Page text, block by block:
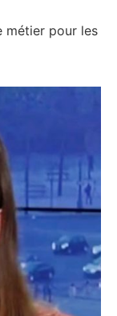
métier pour les